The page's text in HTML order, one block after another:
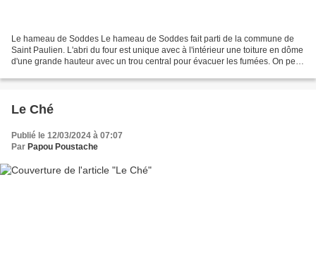
Le hameau de Soddes Le hameau de Soddes fait parti de la commune de
Saint Paulien. L'abri du four est unique avec à l'intérieur une toiture en dôme
d'une grande hauteur avec un trou central pour évacuer les fumées. On peut
Le Ché
Publié le 12/03/2024 à 07:07
Par Papou Poustache